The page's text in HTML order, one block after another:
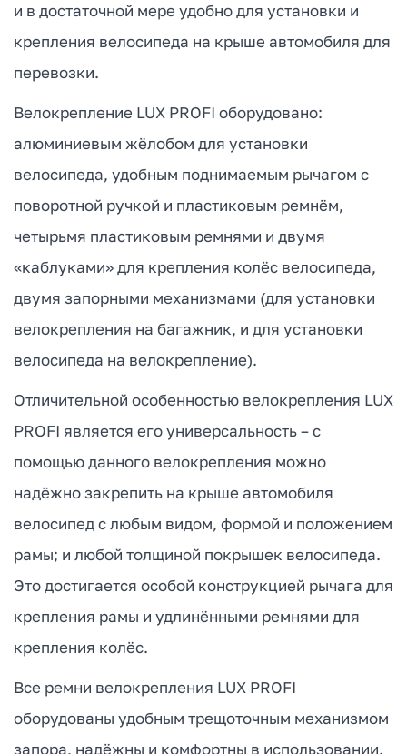
и в достаточной мере удобно для установки и
крепления велосипеда на крыше автомобиля для
перевозки.
Велокрепление LUX PROFI оборудовано:
алюминиевым жёлобом для установки
велосипеда, удобным поднимаемым рычагом с
поворотной ручкой и пластиковым ремнём,
четырьмя пластиковым ремнями и двумя
«каблуками» для крепления колёс велосипеда,
двумя запорными механизмами (для установки
велокрепления на багажник, и для установки
велосипеда на велокрепление).
Отличительной особенностью велокрепления LUX
PROFI является его универсальность – с
помощью данного велокрепления можно
надёжно закрепить на крыше автомобиля
велосипед с любым видом, формой и положением
рамы; и любой толщиной покрышек велосипеда.
Это достигается особой конструкцией рычага для
крепления рамы и удлинёнными ремнями для
крепления колёс.
Все ремни велокрепления LUX PROFI
оборудованы удобным трещоточным механизмом
запора, надёжны и комфортны в использовании.